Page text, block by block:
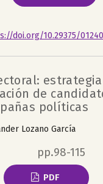
doi.org/10.29375/
de
políticas
Lozano García
pp.98-115
PDF